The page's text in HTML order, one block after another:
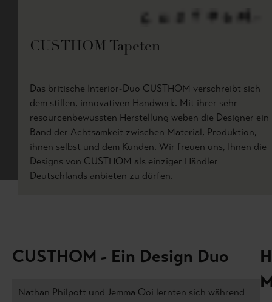
CUSTHOM Tapeten
Das britische Interior-Duo CUSTHOM verschreibt sich
dem stillen, innovativen Handwerk. Mit ihrer sehr
resourcenbewussten Herstellung weben die Designer ein
Band der Achtsamkeit zwischen Material, Produktion,
ihnen selbst und dem Kunden. Wir freuen uns, Ihnen die
Designs von CUSTHOM als einziger Händler
Deutschlands anbieten zu dürfen.
CUSTHOM - Ein Design Duo
Nathan Philpott und Jemma Ooi lernten sich während